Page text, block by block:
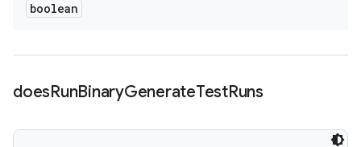
boolean
doesRunBinaryGenerateTestRuns